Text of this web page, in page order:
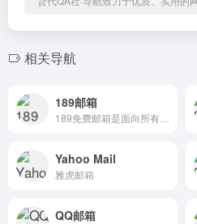
相关导航
189邮箱
Yahoo Mail
雅虎邮箱
QQ邮箱